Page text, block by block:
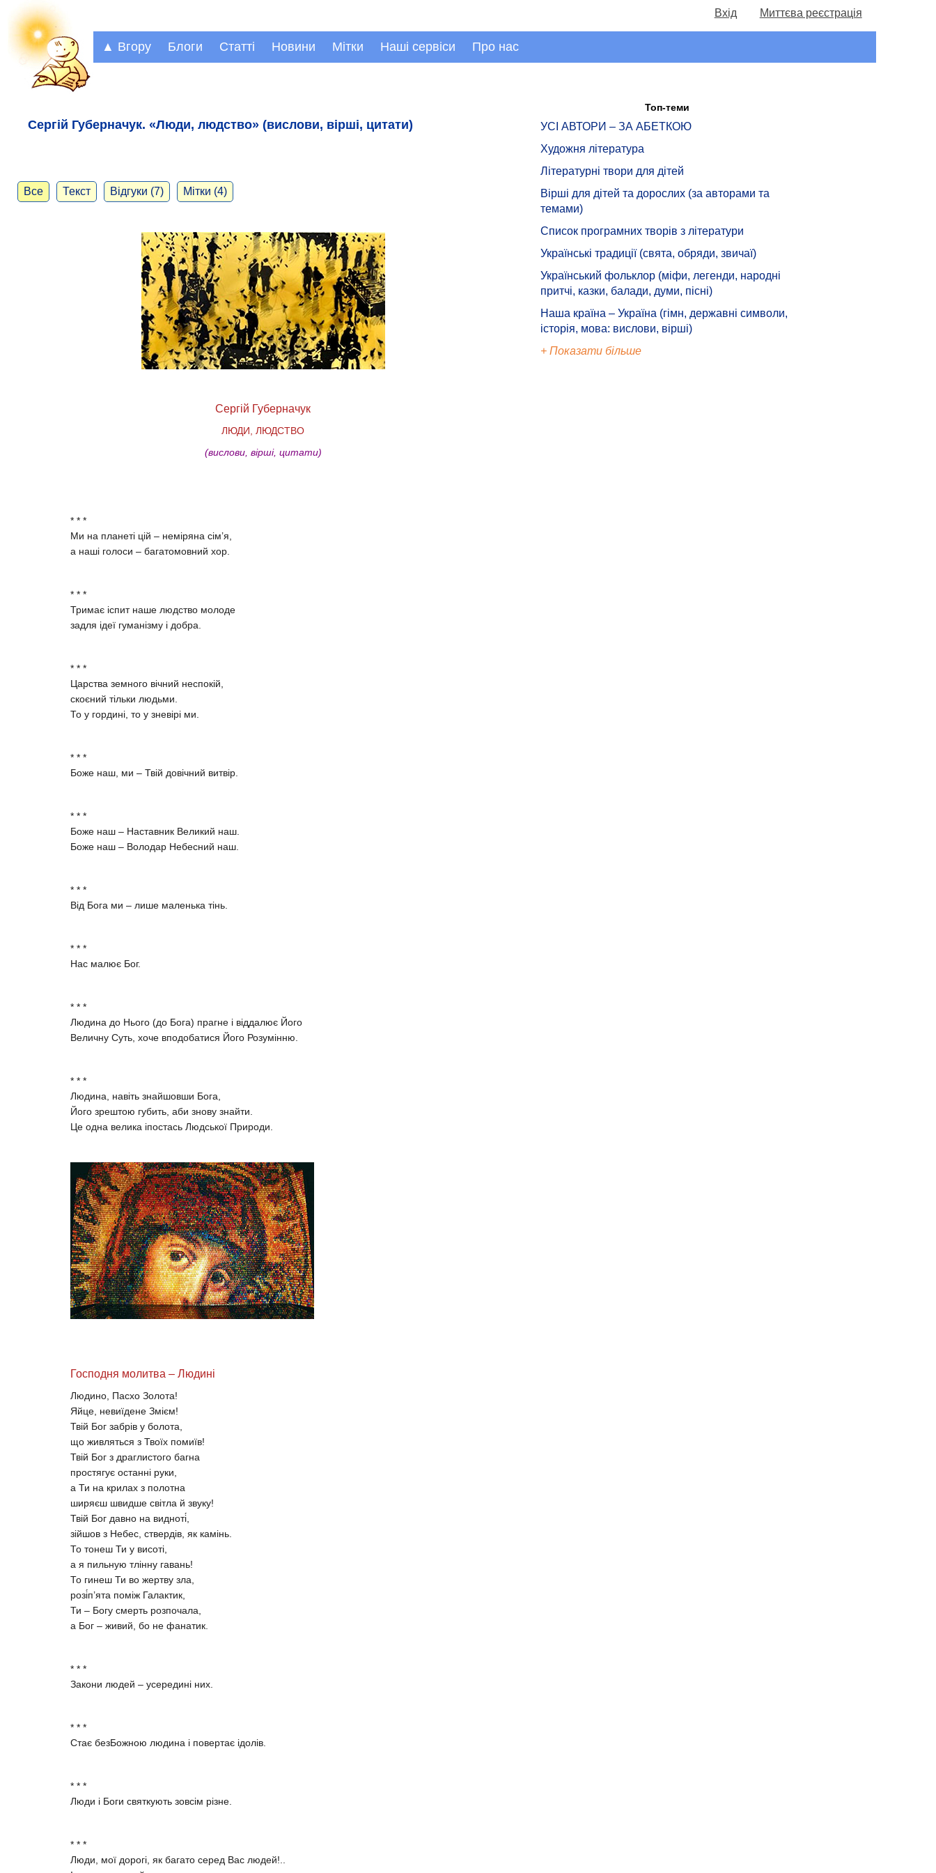
Вхід Миттєва реєстрація
▲ Вгору Блоги Статті Новини Мітки Наші сервіси Про нас
Сергій Губерначук. «Люди, людство» (вислови, вірші, цитати)
Все Текст Відгуки (7) Мітки (4)
Сергій Губерначук
ЛЮДИ, ЛЮДСТВО
(вислови, вірші, цитати)
* * *
Ми на планеті цій – неміряна сім’я,
а наші голоси – багатомовний хор.
* * *
Тримає іспит наше людство молоде
задля ідеї гуманізму і добра.
* * *
Царства земного вічний неспокій,
скоєний тільки людьми.
То у гордині, то у зневірі ми.
* * *
Боже наш, ми – Твій довічний витвір.
* * *
Боже наш – Наставник Великий наш.
Боже наш – Володар Небесний наш.
* * *
Від Бога ми – лише маленька тінь.
* * *
Нас малює Бог.
* * *
Людина до Нього (до Бога) прагне і віддалює Його
Величну Суть, хоче вподобатися Його Розумінню.
* * *
Людина, навіть знайшовши Бога,
Його зрештою губить, аби знову знайти.
Це одна велика іпостась Людської Природи.
Господня молитва – Людині
Людино, Пасхо Золота!
Яйце, невиїдене Змієм!
Твій Бог забрів у болота,
що живляться з Твоїх помиїв!
Твій Бог з драглистого багна
простягує останні руки,
а Ти на крилах з полотна
ширяєш швидше світла й звуку!
Твій Бог давно на видноті́,
зійшов з Небес, ствердів, як камінь.
То тонеш Ти у висоті,
а я пильную тлінну гавань!
То гинеш Ти во жертву зла,
розі́п’ята поміж Галактик,
Ти – Богу смерть розпочала,
а Бог – живий, бо не фанатик.
* * *
Закони людей – усередині них.
* * *
Стає безБожною людина і повертає ідолів.
* * *
Люди і Боги святкують зовсім різне.
* * *
Люди, мої дорогі, як багато серед Вас людей!..
Топ-теми
УСІ АВТОРИ – ЗА АБЕТКОЮ
Художня література
Літературні твори для дітей
Вірші для дітей та дорослих (за авторами та
темами)
Список програмних творів з літератури
Українські традиції (свята, обряди, звичаї)
Український фольклор (міфи, легенди, народні
притчі, казки, балади, думи, пісні)
Наша країна – Україна (гімн, державні символи,
історія, мова: вислови, вірші)
+ Показати більше